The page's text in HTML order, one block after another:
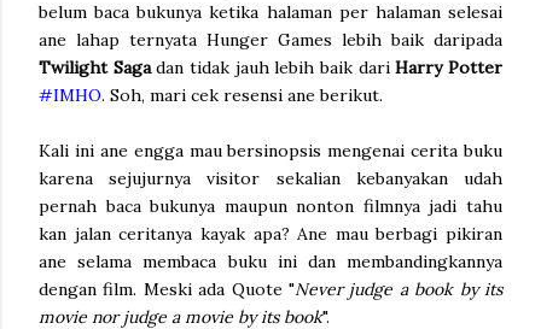
belum baca bukunya ketika halaman per halaman selesai
ane lahap ternyata Hunger Games lebih baik daripada
Twilight Sagadan tidak jauh lebih baik dariHarry Potter
#IMHO. Soh, mari cek resensi ane berikut.
Kali ini ane engga mau bersinopsis mengenai cerita buku
karena sejujurnya visitor sekalian kebanyakan udah
pernah baca bukunya maupun nonton filmnya jadi tahu
kan jalan ceritanya kayak apa? Ane mau berbagi pikiran
ane selama membaca buku ini dan membandingkannya
dengan film. Meski ada Quote "Never judge a book by its
movie nor judge a movie by its book".